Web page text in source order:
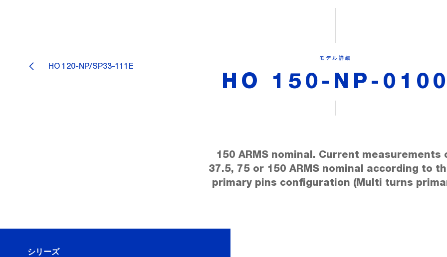
HO 120-NP/SP33-111E
モデル詳細
HO 150-NP-0100
150 ARMS nominal. Current measurements
37.5, 75 or 150 ARMS nominal according to
primary pins configuration (Multi turns
シリーズ